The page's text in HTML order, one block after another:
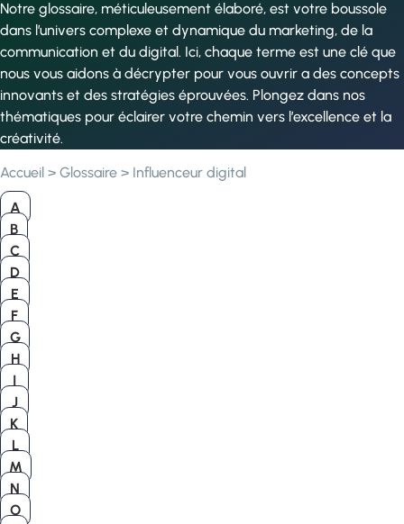
Notre glossaire, méticuleusement élaboré, est votre boussole
dans l’univers complexe et dynamique du marketing, de la
communication et du digital. Ici, chaque terme est une clé que
nous vous aidons à décrypter pour vous ouvrir a des concepts
innovants et des stratégies éprouvées. Plongez dans nos
thématiques pour éclairer votre chemin vers l’excellence et la
créativité.
Accueil > Glossaire > Influenceur digital
A
B
C
D
E
F
G
H
I
J
K
L
M
N
O